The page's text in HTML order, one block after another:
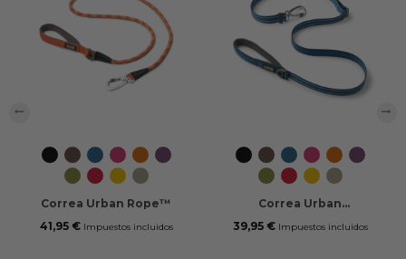
BlackMoccaOcean
Blue
Wild
Rose
Orange
Sun
Purple
Passion
Hunting
Green
Classic
Red
LemonDesert
Dune
Correa Urban Rope™
41,95 € Impuestos incluidos
BlackMoccaOcean
Blue
Wild
Rose
Orange
Sun
Purple
Passion
Hunting
Green
Classic
Red
LemonDesert
Dune
Correa Urban
39,95 € Impuestos incluidos